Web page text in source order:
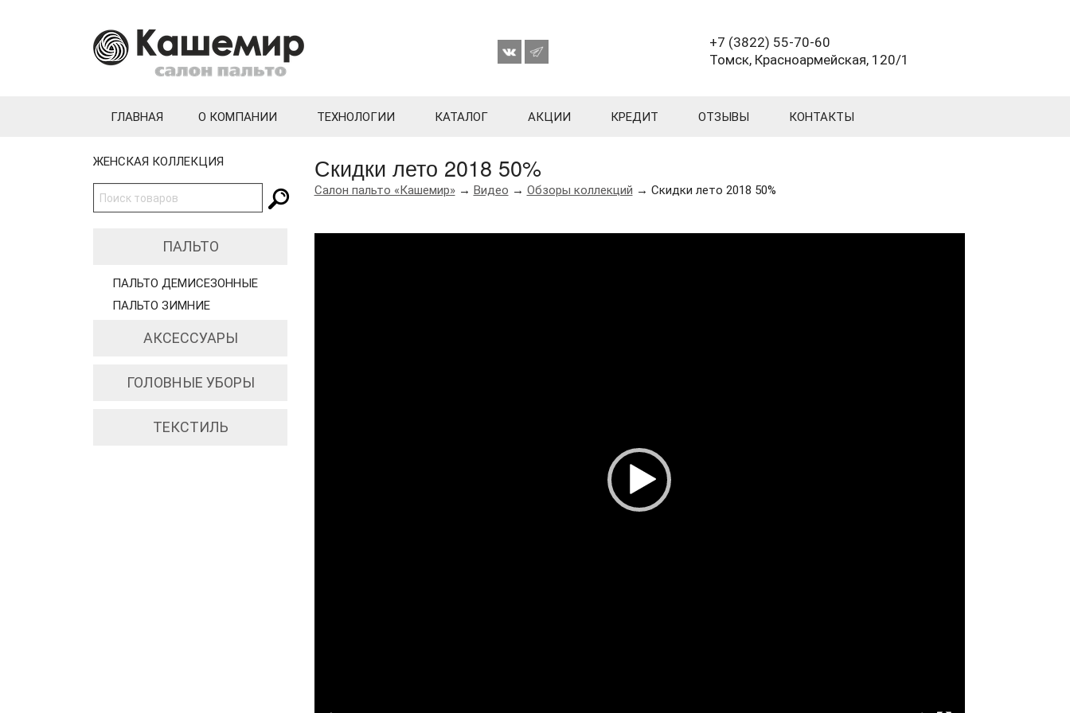
+7 (3822) 55-70-60
Томск, Красноармейская, 120/1
ГЛАВНАЯ О КОМПАНИИ ТЕХНОЛОГИИ КАТАЛОГ АКЦИИ КРЕДИТ ОТЗЫВЫ КОНТАКТЫ
ЖЕНСКАЯ КОЛЛЕКЦИЯ
ПАЛЬТО
ПАЛЬТО ДЕМИСЕЗОННЫЕ
ПАЛЬТО ЗИМНИЕ
АКСЕССУАРЫ
ГОЛОВНЫЕ УБОРЫ
ТЕКСТИЛЬ
Скидки лето 2018 50%
Салон пальто «Кашемир»→ Видео → Обзоры коллекций → Скидки лето 2018 50%